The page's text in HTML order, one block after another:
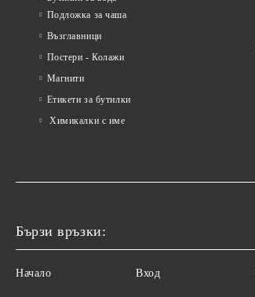
Подложка за чаша
Възглавници
Постери - Колажи
Магнити
Етикети за бутилки
Химикалки с име
Бързи връзки:
Начало Вход